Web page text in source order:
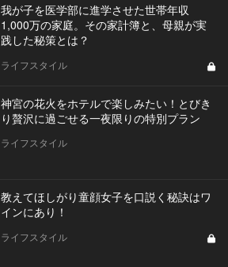
我が子を医学部に進学させた世帯年収
1,000万の家庭。その家計簿と、母親が実
践した秘策とは？
ライフスタイル
神宮の花火をホテルで楽しみたい！とびき
り贅沢に過ごせる一夜限りの特別プラン
ライフスタイル
教えてほしがり童顔女子を口説く秘訣はワ
インにあり！
ライフスタイル